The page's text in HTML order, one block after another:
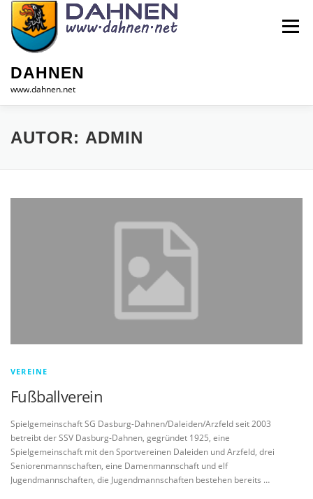
Zum
springen
DAHNEN
www.dahnen.net
Menü
HOME GEMEINDE
AUTOR: ADMIN
VEREINE
Fußballverein
Spielgemeinschaft SG Dasburg-Dahnen/Daleiden/Arzfeld seit 2003
betreibt der SSV Dasburg-Dahnen, gegründet 1925, eine
Spielgemeinschaft mit den Sportvereinen Daleiden und Arzfeld, drei
Seniorenmannschaften, eine Damenmannschaft und elf
Jugendmannschaften, die Jugendmannschaften bestehen bereits …